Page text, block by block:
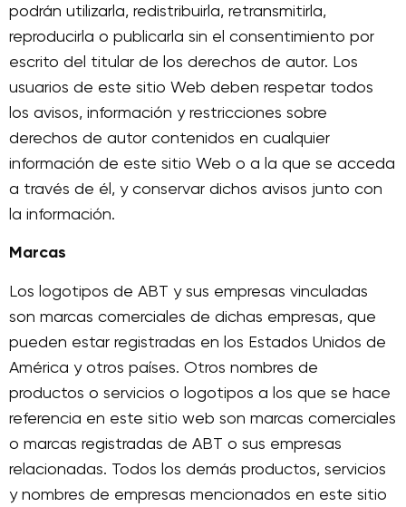
podrán utilizarla, redistribuirla, retransmitirla,
reproducirla o publicarla sin el consentimiento por
escrito del titular de los derechos de autor. Los
usuarios de este sitio Web deben respetar todos
los avisos, información y restricciones sobre
derechos de autor contenidos en cualquier
información de este sitio Web o a la que se acceda
a través de él, y conservar dichos avisos junto con
la información.
Marcas
Los logotipos de ABT y sus empresas vinculadas
son marcas comerciales de dichas empresas, que
pueden estar registradas en los Estados Unidos de
América y otros países. Otros nombres de
productos o servicios o logotipos a los que se hace
referencia en este sitio web son marcas comerciales
o marcas registradas de ABT o sus empresas
relacionadas. Todos los demás productos, servicios
y nombres de empresas mencionados en este sitio